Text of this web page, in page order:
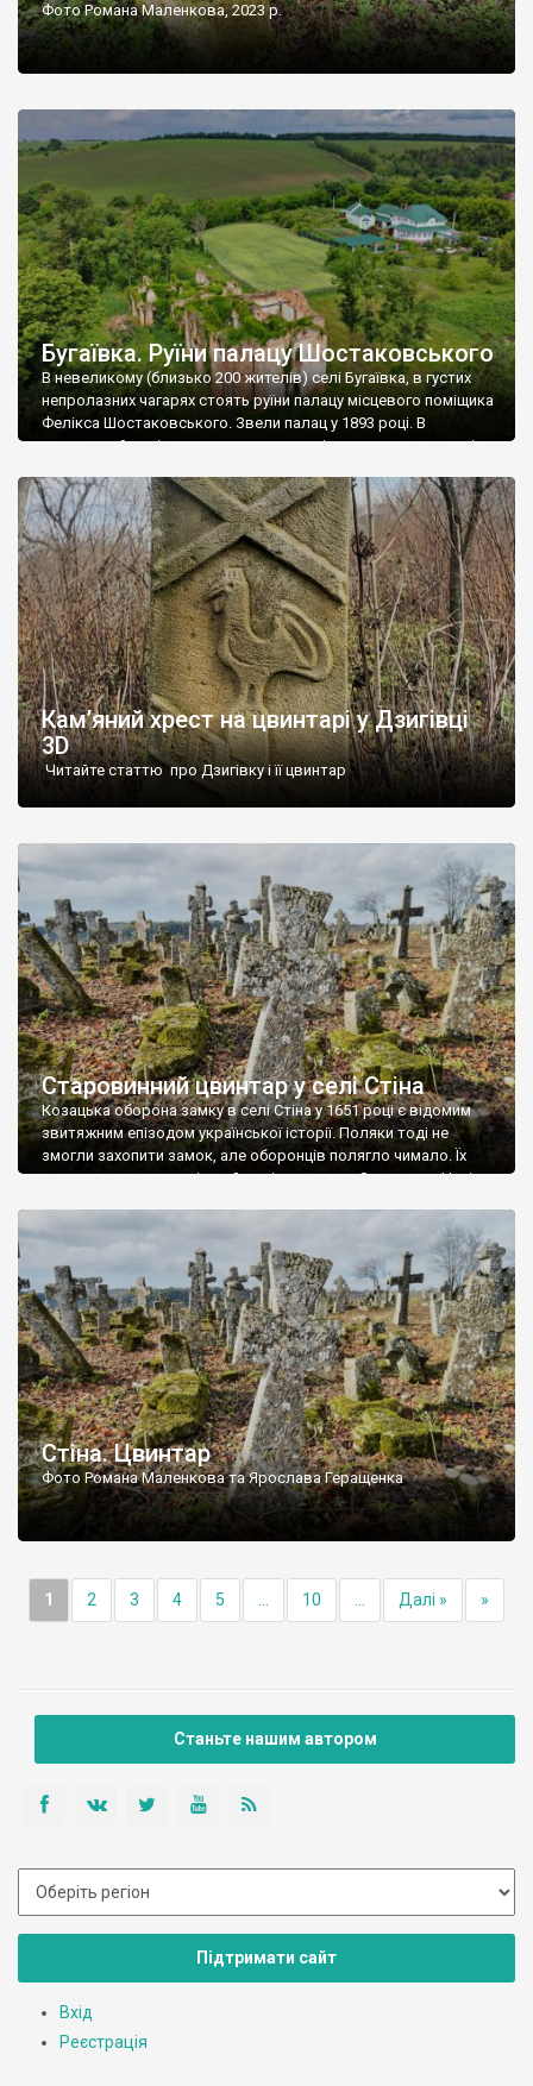
Фото Романа Маленкова, 2023 р.
Бугаївка. Руїни палацу Шостаковського
В невеликому (близько 200 жителів) селі Бугаївка, в густих
непролазних чагарях стоять руїни палацу місцевого поміщика
Фелікса Шостаковського. Звели палац у 1893 році. В
радянський період у ньому спочатку містилася школа, потім
століття тут розмістили туберкульозну лікарню. Коли із
палацу виїхала лікарня – ми точно не […]
Кам’яний хрест на цвинтарі у Дзигівці
3D
Читайте статтю про Дзигівку і її цвинтар
Старовинний цвинтар у селі Стіна
Козацька оборона замку в селі Стіна у 1651 році є відомим
звитяжним епізодом української історії. Поляки тоді не
змогли захопити замок, але оборонців полягло чимало. Їх
поховали на цвинтарі, який тоді називався Замковим. Нині на
ньому чимало хрестів 19 століття, є такі, де епітафії стер […]
Стіна. Цвинтар
Фото Романа Маленкова та Ярослава Геращенка
1 2 3 4 5 10 Далі » »
Станьте нашим автором
Підтримати сайт
Вхід
Реєстрація